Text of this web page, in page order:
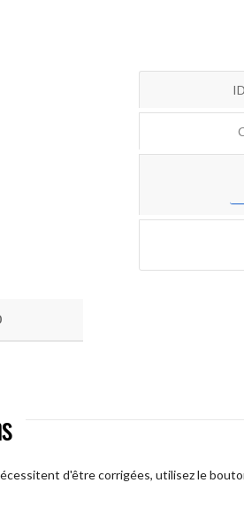
d'être corrigées, utilisez le